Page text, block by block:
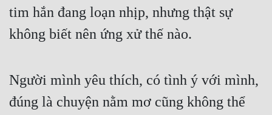
tim hắn đang loạn nhịp, nhưng thật sự
không biết nên ứng xử thế nào.
Người mình yêu thích, có tình ý với mình,
đúng là chuyện nằm mơ cũng không thể